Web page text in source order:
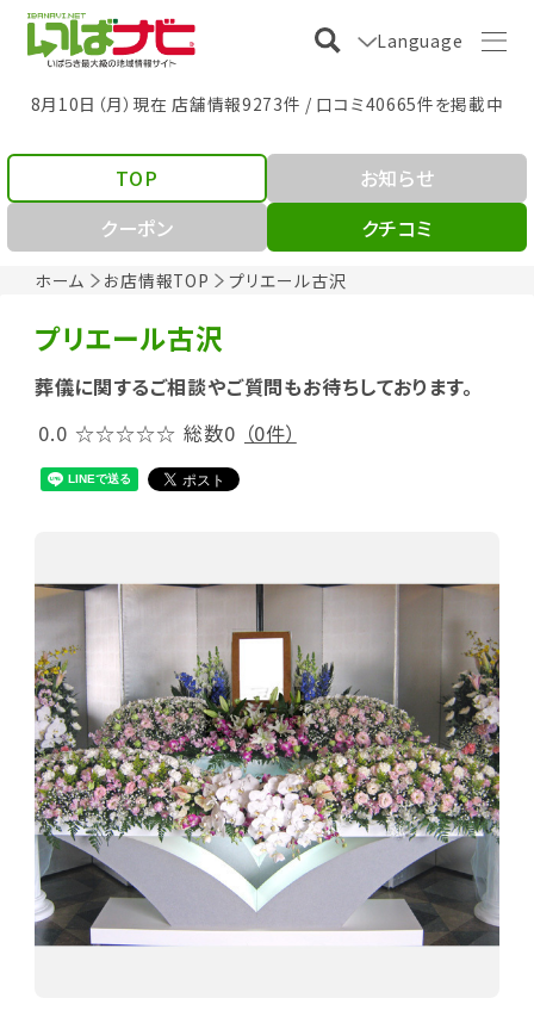
Language
8月10日（月）現在 店舗情報9273件 / 口コミ40665件を掲載中
ホーム お店情報TOP プリエール古沢
TOP
お知らせ
クーポン
クチコミ
プリエール古沢
葬儀に関するご相談やご質問もお待ちしております。
0.0 ☆☆☆☆☆ 総数0 （0件）